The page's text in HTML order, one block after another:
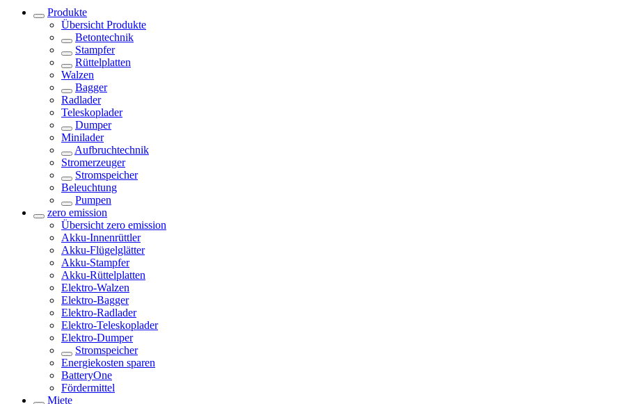
Produkte
Übersicht Produkte
Betontechnik
Stampfer
Rüttelplatten
Walzen
Bagger
Radlader
Teleskoplader
Dumper
Minilader
Aufbruchtechnik
Stromerzeuger
Stromspeicher
Beleuchtung
Pumpen
zero emission
Übersicht zero emission
Akku-Innenrüttler
Akku-Flügelglätter
Akku-Stampfer
Akku-Rüttelplatten
Elektro-Walzen
Elektro-Bagger
Elektro-Radlader
Elektro-Teleskoplader
Elektro-Dumper
Stromspeicher
Energiekosten sparen
BatteryOne
Fördermittel
Miete